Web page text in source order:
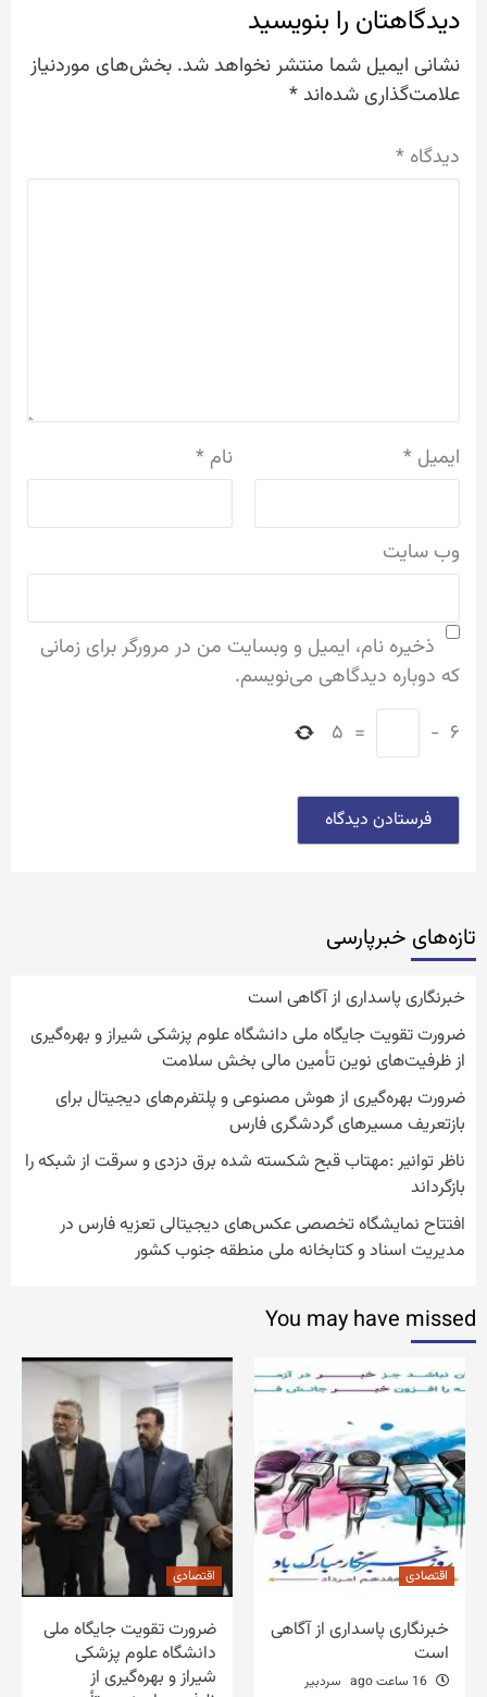
دیدگاهتان را بنویسید
نشانی ایمیل شما منتشر نخواهد شد. بخش‌های موردنیاز
علامت‌گذاری شده‌اند *
دیدگاه *
نام * ایمیل *
وب‌ سایت
ذخیره نام، ایمیل و وبسایت من در مرورگر برای زمانی
که دوباره دیدگاهی می‌نویسم.
۶ −
= ۵
تازه‌‏های خبرپارسی
خبرنگاری پاسداری از آگاهی است
ضرورت تقویت جایگاه ملی دانشگاه علوم پزشکی شیراز و بهره‌گیری
از ظرفیت‌های نوین تأمین مالی بخش سلامت
ضرورت بهره‌گیری از هوش مصنوعی و پلتفرم‌های دیجیتال برای
بازتعریف مسیرهای گردشگری فارس
ناظر توانیر :مهتاب قبح شکسته شده برق دزدی و سرقت از شبکه را
بازگرداند
افتتاح نمایشگاه تخصصی عکس‌های دیجیتالی تعزیه فارس در
مدیریت اسناد و کتابخانه ملی منطقه جنوب کشور
You may have missed
اقتصادی
خبرنگاری پاسداری از آگاهی
است
سردبیر
اقتصادی
ضرورت تقویت جایگاه ملی
دانشگاه علوم پزشکی
شیراز و بهره‌گیری از